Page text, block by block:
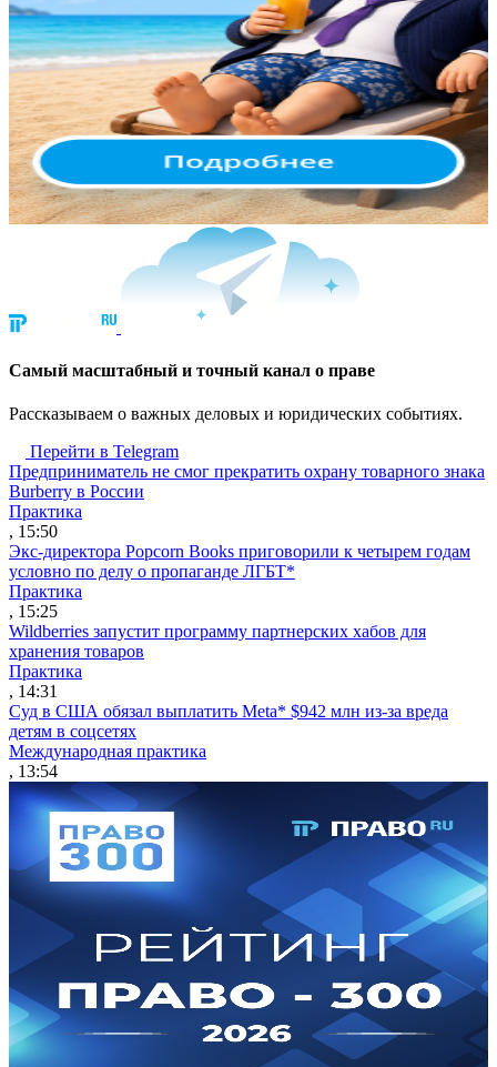
Cамый масштабный и точный канал о праве
Рассказываем о важных деловых и юридических событиях.
Перейти в Telegram
Предприниматель не смог прекратить охрану товарного знака
Burberry в России
Практика
, 15:50
Экс-директора Popcorn Books приговорили к четырем годам
условно по делу о пропаганде ЛГБТ*
Практика
, 15:25
Wildberries запустит программу партнерских хабов для
хранения товаров
Практика
, 14:31
Суд в США обязал выплатить Meta* $942 млн из-за вреда
детям в соцсетях
Международная практика
, 13:54